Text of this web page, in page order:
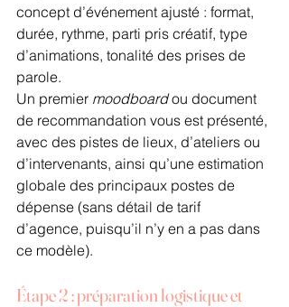
concept d’événement ajusté : format,
durée, rythme, parti pris créatif, type
d’animations, tonalité des prises de
parole.
Un premier moodboard ou document
de recommandation vous est présenté,
avec des pistes de lieux, d’ateliers ou
d’intervenants, ainsi qu’une estimation
globale des principaux postes de
dépense (sans détail de tarif
d’agence, puisqu’il n’y en a pas dans
ce modèle).
Étape 2 : préparation logistique et